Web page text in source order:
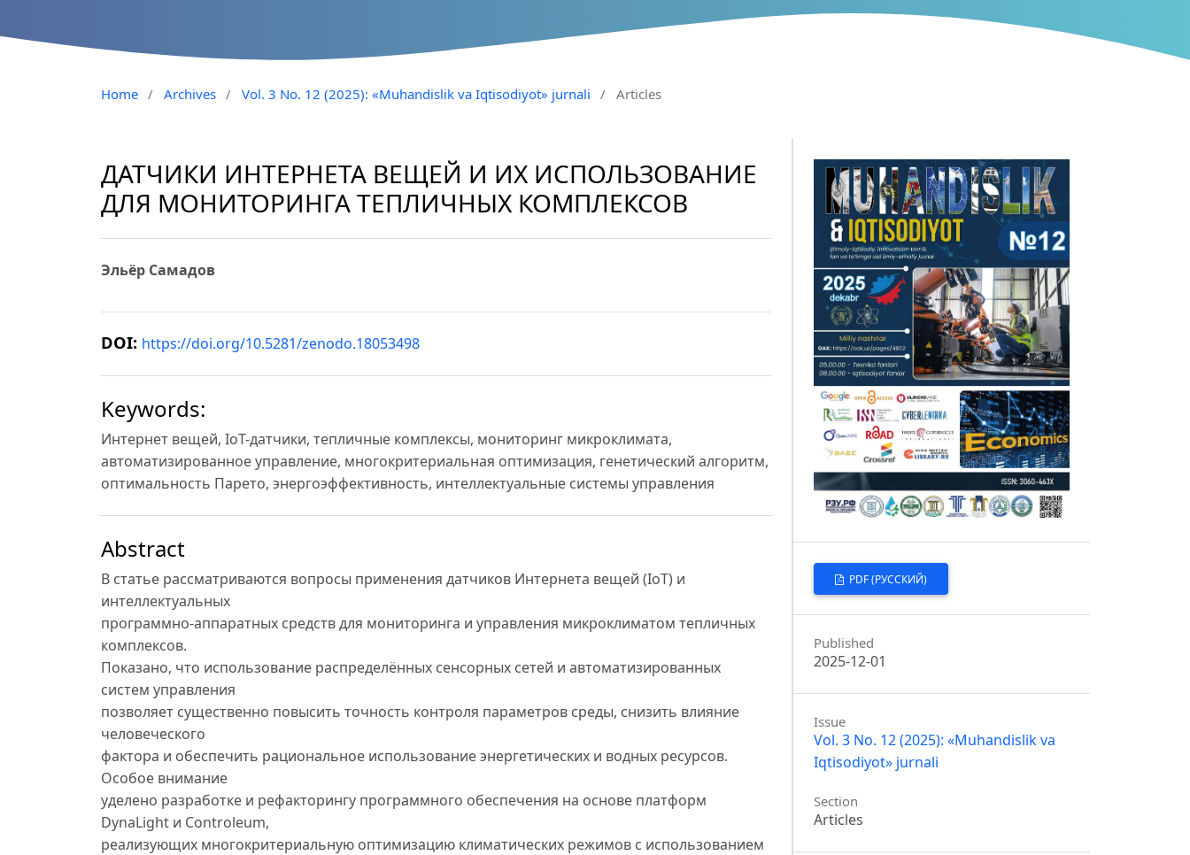
Home / Archives / Vol. 3 No. 12 (2025): «Muhandislik va Iqtisodiyot» jurnali / Articles
ДАТЧИКИ ИНТЕРНЕТА ВЕЩЕЙ И ИХ ИСПОЛЬЗОВАНИЕ
ДЛЯ МОНИТОРИНГА ТЕПЛИЧНЫХ КОМПЛЕКСОВ
Эльёр Самадов
DOI: https://doi.org/10.5281/zenodo.18053498
Keywords:
Интернет вещей, IoT-датчики, тепличные комплексы, мониторинг микроклимата,
автоматизированное управление, многокритериальная оптимизация, генетический алгоритм,
оптимальность Парето, энергоэффективность, интеллектуальные системы управления
Abstract
В статье рассматриваются вопросы применения датчиков Интернета вещей (IoT) и
интеллектуальных
программно-аппаратных средств для мониторинга и управления микроклиматом тепличных
комплексов.
Показано, что использование распределённых сенсорных сетей и автоматизированных
систем управления
позволяет существенно повысить точность контроля параметров среды, снизить влияние
человеческого
фактора и обеспечить рациональное использование энергетических и водных ресурсов.
Особое внимание
уделено разработке и рефакторингу программного обеспечения на основе платформ
DynaLight и Controleum,
реализующих многокритериальную оптимизацию климатических режимов с использованием
PDF (РУССКИЙ)
Published
2025-12-01
Issue
Vol. 3 No. 12 (2025): «Muhandislik va
Iqtisodiyot» jurnali
Section
Articles